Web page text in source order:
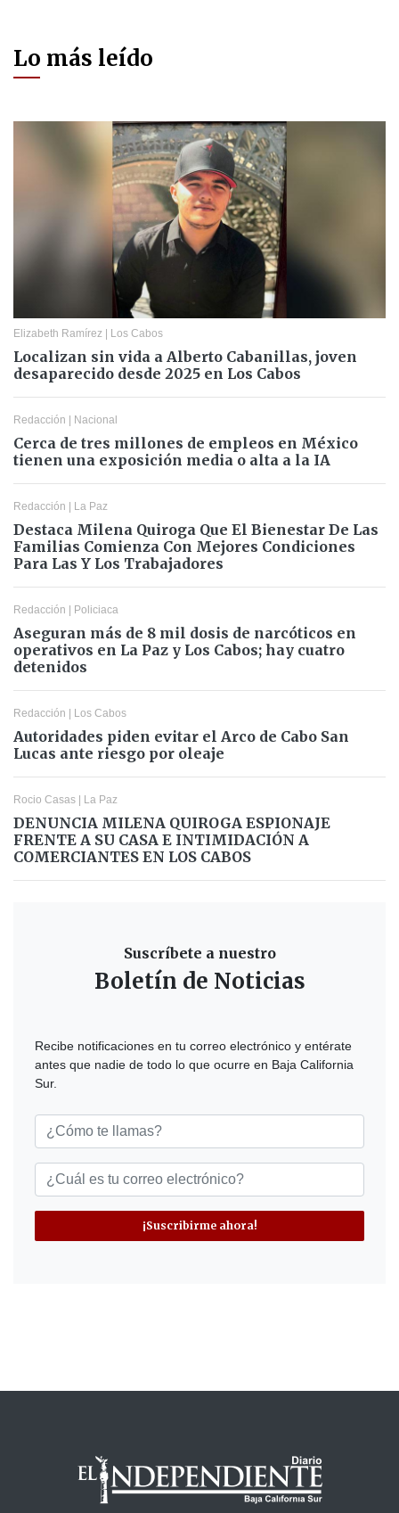
Lo más leído
Elizabeth Ramírez Los Cabos
Localizan sin vida a Alberto Cabanillas, joven
desaparecido desde 2025 en Los Cabos
Redacción Nacional
Cerca de tres millones de empleos en México
tienen una exposición media o alta a la IA
Redacción La Paz
Destaca Milena Quiroga Que El Bienestar De Las
Familias Comienza Con Mejores Condiciones
Para Las Y Los Trabajadores
Redacción Policiaca
Aseguran más de 8 mil dosis de narcóticos en
operativos en La Paz y Los Cabos; hay cuatro
detenidos
Redacción Los Cabos
Autoridades piden evitar el Arco de Cabo San
Lucas ante riesgo por oleaje
Rocio Casas La Paz
DENUNCIA MILENA QUIROGA ESPIONAJE
FRENTE A SU CASA E INTIMIDACIÓN A
COMERCIANTES EN LOS CABOS
Suscríbete a nuestro
Boletín de Noticias
Recibe notificaciones en tu correo electrónico y entérate
antes que nadie de todo lo que ocurre en Baja California
Sur.
¡Suscribirme ahora!